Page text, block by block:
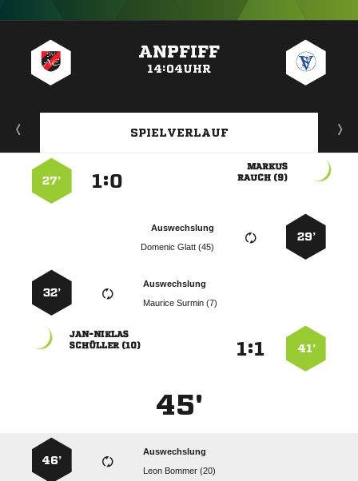
ANPFIFF
14:04UHR
SPIELVERLAUF

 
:
27’
29’
Auswechslung
  
Auswechslung
  
32’
41’
:

 
45'
Auswechslung
  
46’